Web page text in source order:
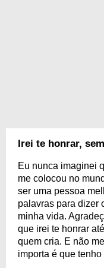
Irei te honrar,
Eu nunca imaginei
me colocou no
ser uma pessoa
palavras para dizer
minha vida.
que irei te honrar
quem cria. E não
importa é que